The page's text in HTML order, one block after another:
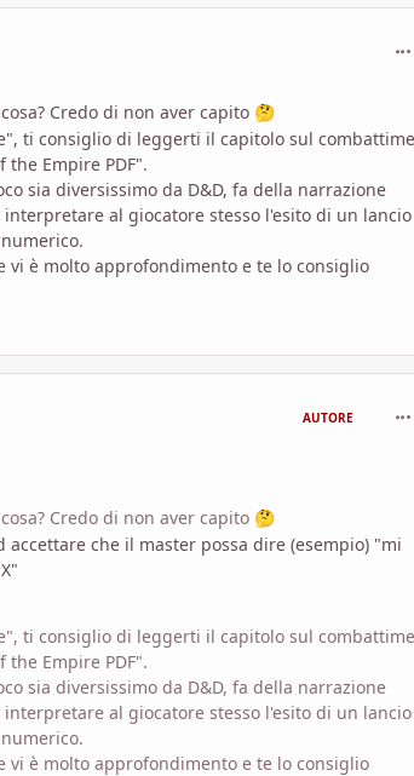
Credo di non aver capito 🤔
ti consiglio di leggerti il capitolo sul
Empire PDF".
sia diversissimo da D&D, fa della narrazione
al giocatore stesso l'esito di un
vi è molto approfondimento e te lo consiglio
AUTORE
Credo di non aver capito 🤔
che il master possa dire (esempio) "mi
ti consiglio di leggerti il capitolo sul
Empire PDF".
sia diversissimo da D&D, fa della narrazione
al giocatore stesso l'esito di un
vi è molto approfondimento e te lo consiglio